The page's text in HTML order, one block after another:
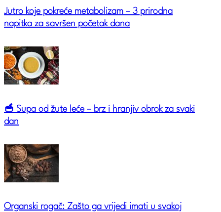
Jutro koje pokreće metabolizam – 3 prirodna
napitka za savršen početak dana
🥣 Supa od žute leće – brz i hranjiv obrok za svaki
dan
Organski rogač: Zašto ga vrijedi imati u svakoj